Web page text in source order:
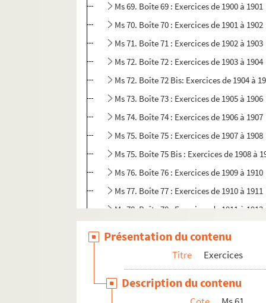
Ms 69. Boîte 69 : Exercices de 1900 à 1901
Ms 70. Boîte 70 : Exercices de 1901 à 1902
Ms 71. Boîte 71 : Exercices de 1902 à 1903
Ms 72. Boîte 72 : Exercices de 1903 à 1904
Ms 72. Boîte 72 Bis: Exercices de 1904 à
Ms 73. Boîte 73 : Exercices de 1905 à 1906
Ms 74. Boîte 74 : Exercices de 1906 à 1907
Ms 75. Boîte 75 : Exercices de 1907 à 1908
Ms 75. Boîte 75 Bis : Exercices de 1908 à
Ms 76. Boîte 76 : Exercices de 1909 à 1910
Ms 77. Boîte 77 : Exercices de 1910 à 1911
Ms 78. Boîte 78 : Exercices de 1911 à 1912
Ms 82. Boîte 82 : Exercices de 1915 à 1917
Présentation du contenu
Titre Exercices
Description du contenu